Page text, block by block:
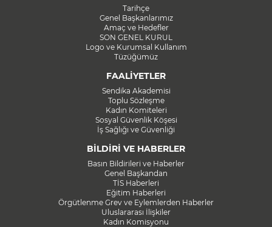
Tarihçe
Genel Başkanlarımız
Amaç ve Hedefler
SON GENEL KURUL
Logo ve Kurumsal Kullanım
Tüzüğümüz
FAALİYETLER
Sendika Akademisi
Toplu Sözleşme
Kadın Komiteleri
Sosyal Güvenlik Köşesi
İş Sağlığı ve Güvenliği
BİLDİRİ VE HABERLER
Basın Bildirileri ve Haberler
Genel Başkandan
TİS Haberleri
Eğitim Haberleri
Örgütlenme Grev ve Eylemlerden Haberler
Uluslararası İlişkiler
Kadın Komisyonu